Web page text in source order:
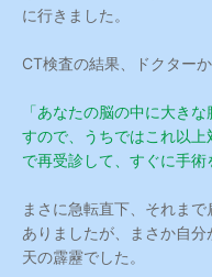
に行きました。
CT検査の結果、ドクターか
「あなたの脳の中に大き
すので、うちではこれ以
で再受診して、すぐに手術
まさに急転直下、それま
ありましたが、まさか自
天の霹靂でした。